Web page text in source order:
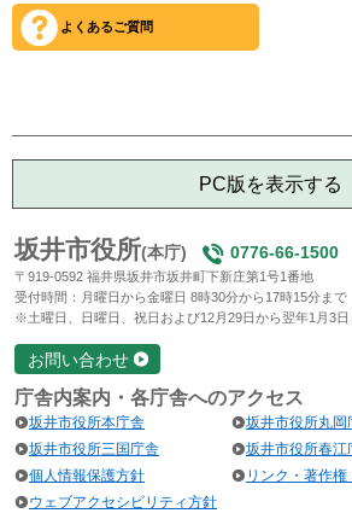
よくあるご質問
PC版を表示する
坂井市役所(本庁) 0776-66-1500
〒919-0592 福井県坂井市坂井町下新庄第1号1番地
受付時間：月曜日から金曜日 8時30分から17時15分まで
※土曜日、日曜日、祝日および12月29日から翌年1月3日
お問い合わせ
庁舎内案内・各庁舎へのアクセス
坂井市役所本庁舎
坂井市役所丸岡
坂井市役所三国庁舎
坂井市役所春江
個人情報保護方針
リンク・著作
ウェブアクセシビリティ方針